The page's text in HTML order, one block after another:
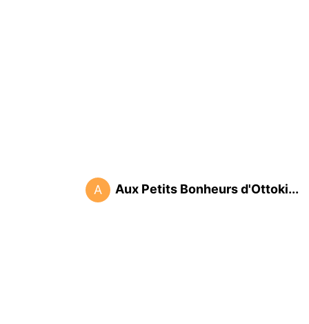
A Aux Petits Bonheurs d'Ottoki...